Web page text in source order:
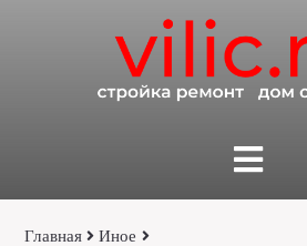
Главная Иное